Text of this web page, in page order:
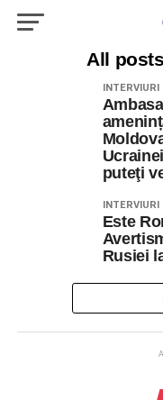
All
INTERVIURI
puteţi
INTERVIURI
Este
Rusiei